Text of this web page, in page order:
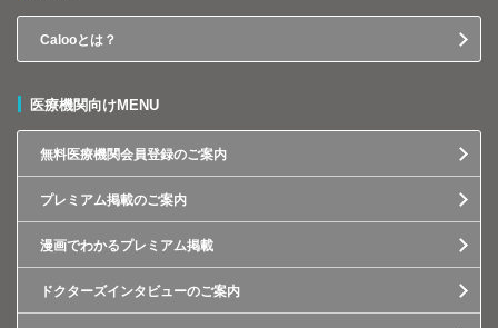
Calooとは？
医療機関向けMENU
無料医療機関会員登録のご案内
プレミアム掲載のご案内
漫画でわかるプレミアム掲載
ドクターズインタビューのご案内